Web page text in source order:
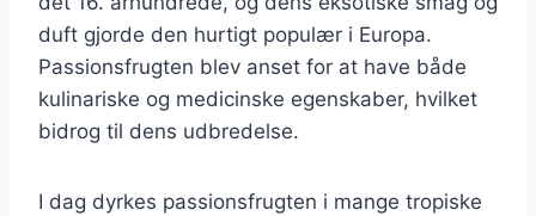
duft gjorde den hurtigt populær i Europa.
Passionsfrugten blev anset for at have både
kulinariske og medicinske egenskaber, hvilket
bidrog til dens udbredelse.
I dag dyrkes passionsfrugten i mange tropiske